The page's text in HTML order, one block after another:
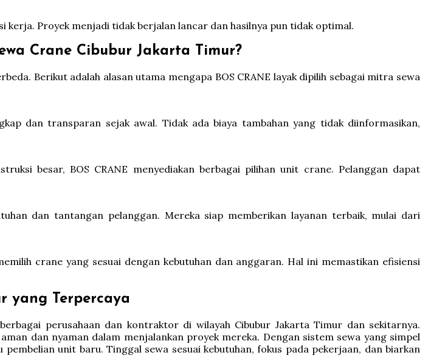
Proyek menjadi tidak berjalan lancar dan hasilnya pun tidak optimal.
Crane Cibubur Jakarta Timur?
Berikut adalah alasan utama mengapa BOS CRANE layak dipilih sebagai mitra sewa
dan transparan sejak awal. Tidak ada biaya tambahan yang tidak diinformasikan,
besar, BOS CRANE menyediakan berbagai pilihan unit crane. Pelanggan dapat
dan tantangan pelanggan. Mereka siap memberikan layanan terbaik, mulai dari
crane yang sesuai dengan kebutuhan dan anggaran. Hal ini memastikan efisiensi
yang Terpercaya
perusahaan dan kontraktor di wilayah Cibubur Jakarta Timur dan sekitarnya.
dan nyaman dalam menjalankan proyek mereka. Dengan sistem sewa yang simpel
unit baru. Tinggal sewa sesuai kebutuhan, fokus pada pekerjaan, dan biarkan